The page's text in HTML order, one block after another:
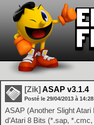
[Zik] ASAP v3.1.4
Posté le 29/04/2013 à 14:28
ASAP (Another Slight
d’Atari 8 Bits (*.sap,